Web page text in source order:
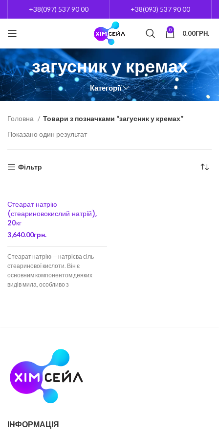
+38(097) 537 90 00 +38(093) 537 90 00
0 0.00ГРН.
загусник у кремах
Категорії
Головна
Товари з позначками “загусник у кремах”
Показано один результат
Фільтр
Стеарат натрію
(стеариновокислий натрій),
20кг
3,640.00грн.
Стеарат натрію — натрієва сіль
стеаринової кислоти. Він є
основним компонентом деяких
видів мила, особливо з
ІНФОРМАЦІЯ